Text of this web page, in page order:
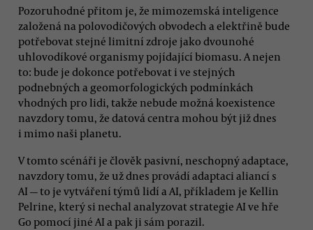
Pozoruhodné přitom je, že mimozemská inteligence
založená na polovodičových obvodech a elektřině bude
potřebovat stejné limitní zdroje jako dvounohé
uhlovodíkové organismy pojídající biomasu. A nejen
to: bude je dokonce potřebovat i ve stejných
podnebných a geomorfologických podmínkách
vhodných pro lidi, takže nebude možná koexistence
navzdory tomu, že datová centra mohou být již dnes
i mimo naši planetu.
V tomto scénáři je člověk pasivní, neschopný adaptace,
navzdory tomu, že už dnes provádí adaptaci aliancí s
AI — to je vytváření týmů lidí a AI, příkladem je Kellin
Pelrine, který si nechal analyzovat strategie AI ve hře
Go pomocí jiné AI a pak ji sám porazil.